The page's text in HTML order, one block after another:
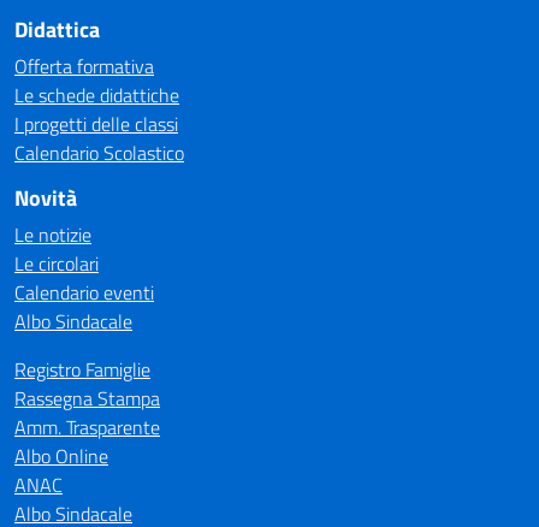
Didattica
Offerta formativa
Le schede didattiche
I progetti delle classi
Calendario Scolastico
Novità
Le notizie
Le circolari
Calendario eventi
Albo Sindacale
Registro Famiglie
Rassegna Stampa
Amm. Trasparente
Albo Online
ANAC
Albo Sindacale